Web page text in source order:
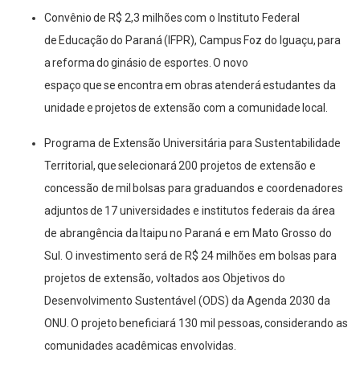
Convênio de R$ 2,3 milhões com o Instituto Federal
de Educação do Paraná (IFPR), Campus Foz do Iguaçu, para
a reforma do ginásio de esportes. O novo
espaço que se encontra em obras atenderá estudantes da
unidade e projetos de extensão com a comunidade local.
Programa de Extensão Universitária para Sustentabilidade
Territorial, que selecionará 200 projetos de extensão e
concessão de mil bolsas para graduandos e coordenadores
adjuntos de 17 universidades e institutos federais da área
de abrangência da Itaipu no Paraná e em Mato Grosso do
Sul. O investimento será de R$ 24 milhões em bolsas para
projetos de extensão, voltados aos Objetivos do
Desenvolvimento Sustentável (ODS) da Agenda 2030 da
ONU. O projeto beneficiará 130 mil pessoas, considerando as
comunidades acadêmicas envolvidas.